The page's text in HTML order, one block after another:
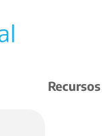
Recursos